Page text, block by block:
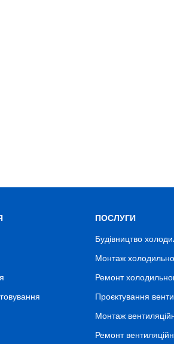
ПОСЛУГИ
Будівництво
Монтаж
Ремонт
Проєктування
Монтаж
Ремонт